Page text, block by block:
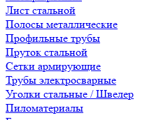
Лист стальной
Полосы металлические
Профильные трубы
Пруток стальной
Сетки армирующие
Трубы электросварные
Уголки стальные / Швелер
Пиломатериалы